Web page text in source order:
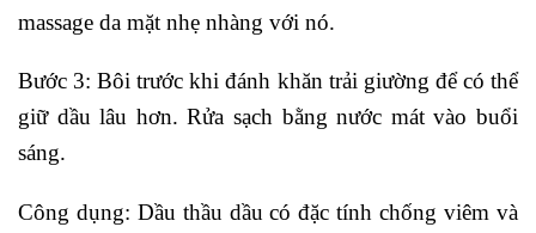
massage da mặt nhẹ nhàng với nó.
Bước 3: Bôi trước khi đánh khăn trải giường để có thể
giữ dầu lâu hơn. Rửa sạch bằng nước mát vào buổi
sáng.
Công dụng: Dầu thầu dầu có đặc tính chống viêm và